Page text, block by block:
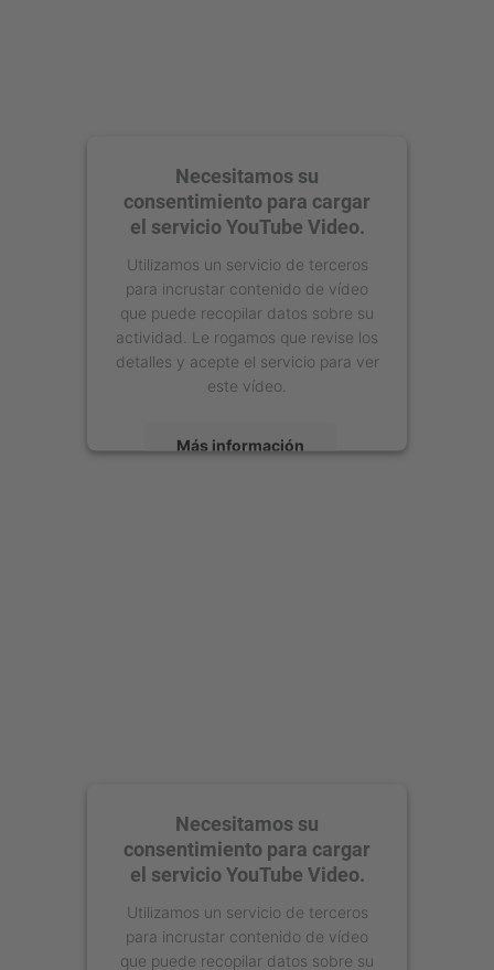
Necesitamos su
consentimiento para cargar
el servicio YouTube Video.
Utilizamos un servicio de terceros
para incrustar contenido de vídeo
que puede recopilar datos sobre su
actividad. Le rogamos que revise los
detalles y acepte el servicio para ver
este vídeo.
Más información
Necesitamos su
consentimiento para cargar
el servicio YouTube Video.
Utilizamos un servicio de terceros
para incrustar contenido de vídeo
que puede recopilar datos sobre su